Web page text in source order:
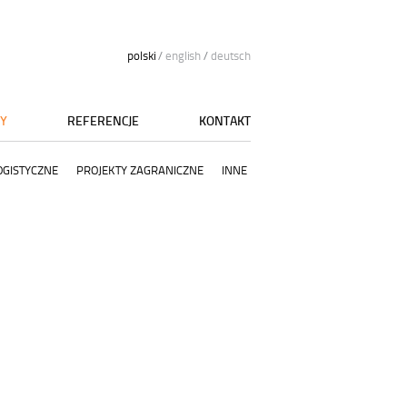
PROJEKTY ZAGRANICZNE INNE
REFERENCJE KONTAKT
polski/english/deutsch